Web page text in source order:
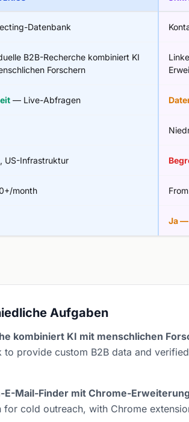
Datenbank
B2B-Recherche kombiniert KI
Forschern
— Live-Abfragen
, US-Infrastruktur
month
Ja —
Aufgaben
kombiniert KI mit menschlichen
provide custom B2B data and
E-Mail-Finder mit Chrome-Erweiterung
cold outreach, with Chrome